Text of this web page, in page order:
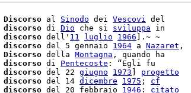
Discorso al Sinodo dei Vescovi del
discorso di Dio che si sviluppa in
discorso dell' 11 luglio 1966 ].~ ~
discorso del 5 gennaio 1964 a Nazaret ,
Discorso della Montagna , quando ha
discorso di Pentecoste : “Egli fu
discorso del 22 giugno 1973
progetto
discorso del 14 dicembre 1975 ; cf
discorso del 20 febbraio 1946 : citato